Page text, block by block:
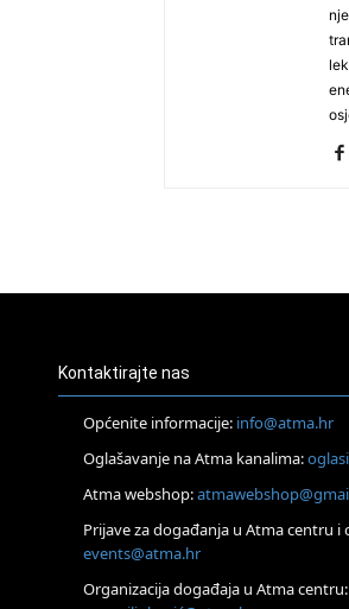
Kontaktirajte nas
Općenite informacije: info@atma.hr
Oglašavanje na Atma kanalima:
Atma webshop:
Prijave za događanja u Atma centru i
events@atma.hr
Organizacija događaja u Atma centru: